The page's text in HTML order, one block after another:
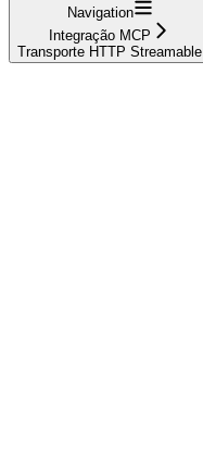
Navigation
Integração MCP
Transporte HTTP Streamable